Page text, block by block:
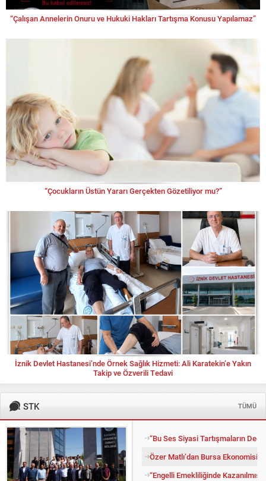
ve Yerel Yönetimlerin Sanat Serüveni
Saye YILMAZ
Gıda Teröristleri ve Plastik Tabak Dönemi
Şerafettin ÇENGEL
Bahrül Meyyit (Dead Sea) – Lut Gölü – Ölü Deniz:
Dünyanın En Derin Yaşam Alanında Jeolojik Bir
Yolculuk
Yücel AKYÜREKLİ
ORMAN YANARSA, GELECEĞİMİZ KARARIR
“Sonra”mı diyorsunuz?
“Çalışan Annelerin Onuru ve Hukuki Hakları Tartışma Konusu Yapılamaz”
“Çocukların Üstün Yararı Gerçekten Gözetiliyor mu?”
İznik Devlet Hastanesi’nde Örnek Sağlık Hizmeti: Ali Karatekin’e Yakın
Takip ve Özverili Tedavi
STK TÜMÜ
“Bu Ses Siyasi Tartışmaların
Özer Matlı’dan Bursa
“Engelli Emekliliğinde